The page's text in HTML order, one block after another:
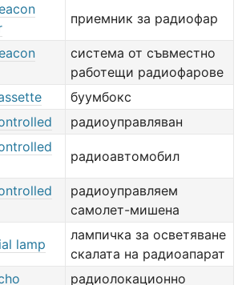
приемник за радиофар
система от съвместно
работещи радиофарове
буумбокс
радиоуправляван
радиоавтомобил
радиоуправляем
самолет-мишена
lamp
лампичка за осветяване
скалата на радиоапарат
радиолокационно